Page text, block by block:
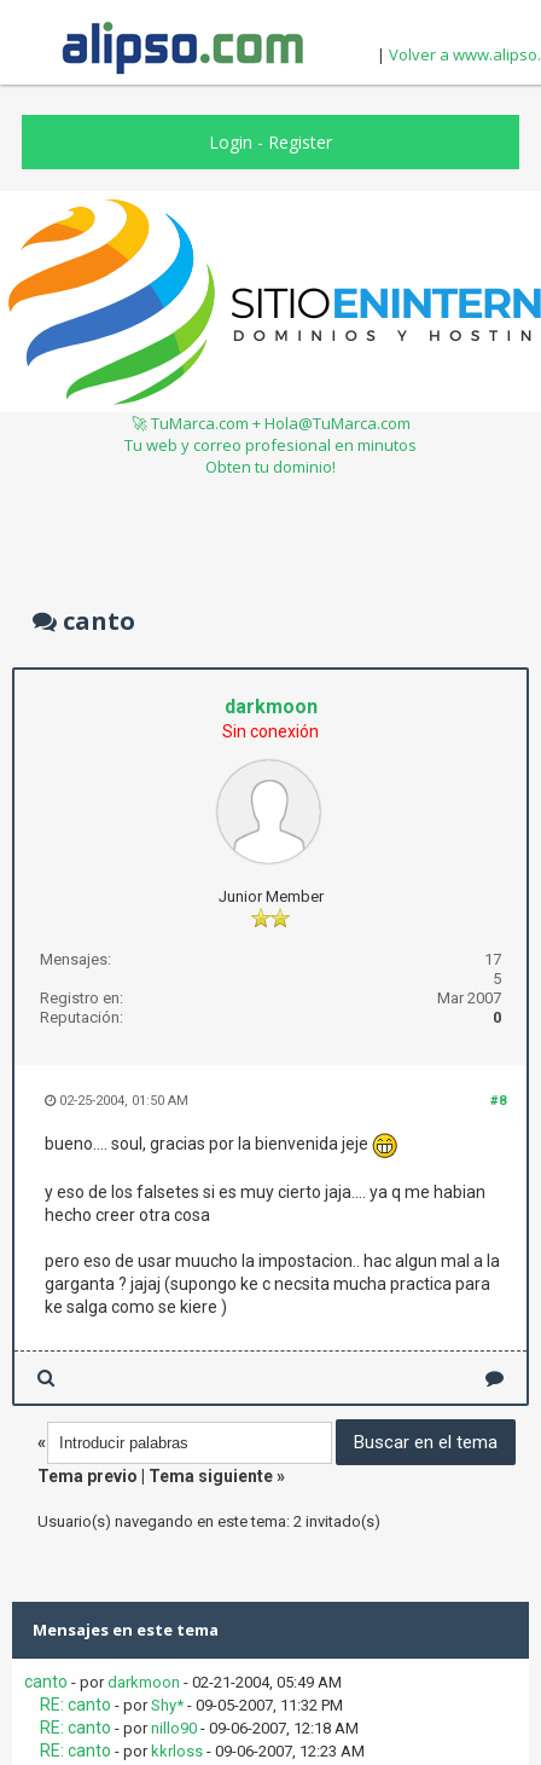
| Volver a
Login - Register
🚀 TuMarca.com + Hola@TuMarca.com
Tu web y correo profesional en minutos
Obten tu dominio!
canto
darkmoon
Sin conexión
Junior Member
Mensajes:
17
5
Registro en:
Mar 2007
Reputación:
0
#8
02-25-2004, 01:50 AM
bueno.... soul, gracias por la bienvenida jeje
y eso de los falsetes si es muy cierto jaja.... ya q me habian
hecho creer otra cosa
pero eso de usar muucho la impostacion.. hac algun mal a la
garganta ? jajaj (supongo ke c necsita mucha practica para
ke salga como se kiere )
«
Tema previo
Tema siguiente»
Usuario(s) navegando en este tema: 2 invitado(s)
Mensajes en este tema
canto - pordarkmoon - 02-21-2004, 05:49 AM
RE: canto - porShy* - 09-05-2007, 11:32 PM
RE: canto - pornillo90 - 09-06-2007, 12:18 AM
RE: canto - por kkrloss - 09-06-2007, 12:23 AM